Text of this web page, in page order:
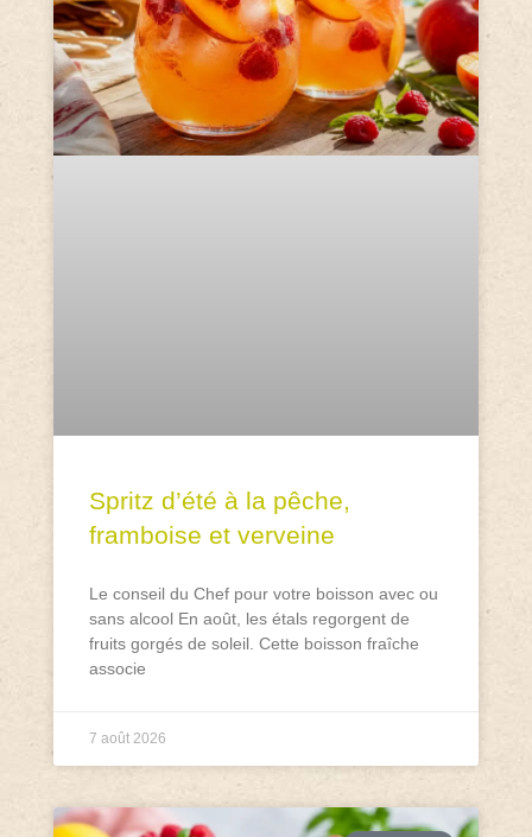
Spritz d’été à la pêche,
framboise et verveine
Le conseil du Chef pour votre boisson avec ou
sans alcool En août, les étals regorgent de
fruits gorgés de soleil. Cette boisson fraîche
associe
7 août 2026